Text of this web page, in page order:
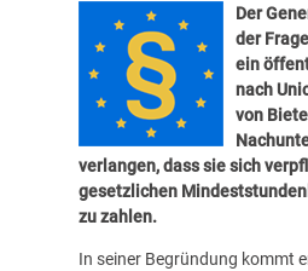
Der
der
ein
nach
von
verlangen, dass sie sich
gesetzlichen
zu zahlen.
In seiner Begründung kommt